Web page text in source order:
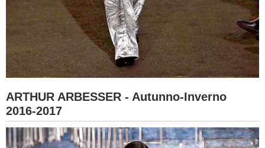
ARTHUR ARBESSER - Autunno-Inverno
2016-2017